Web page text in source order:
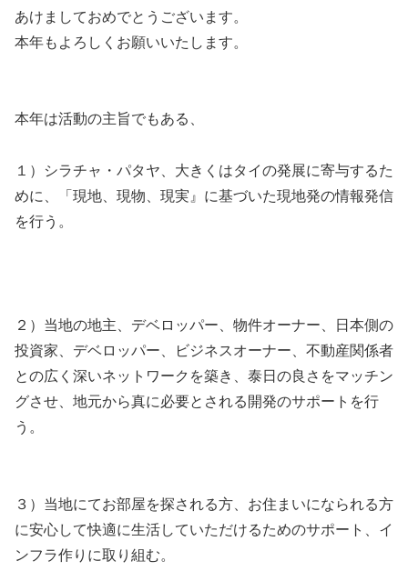
あけましておめでとうございます。
本年もよろしくお願いいたします。
本年は活動の主旨でもある、
１）シラチャ・パタヤ、大きくはタイの発展に寄与するた
めに、「現地、現物、現実』に基づいた現地発の情報発信
を行う。
２）当地の地主、デベロッパー、物件オーナー、日本側の
投資家、デベロッパー、ビジネスオーナー、不動産関係者
との広く深いネットワークを築き、泰日の良さをマッチン
グさせ、地元から真に必要とされる開発のサポートを行
う。
３）当地にてお部屋を探される方、お住まいになられる方
に安心して快適に生活していただけるためのサポート、イ
ンフラ作りに取り組む。